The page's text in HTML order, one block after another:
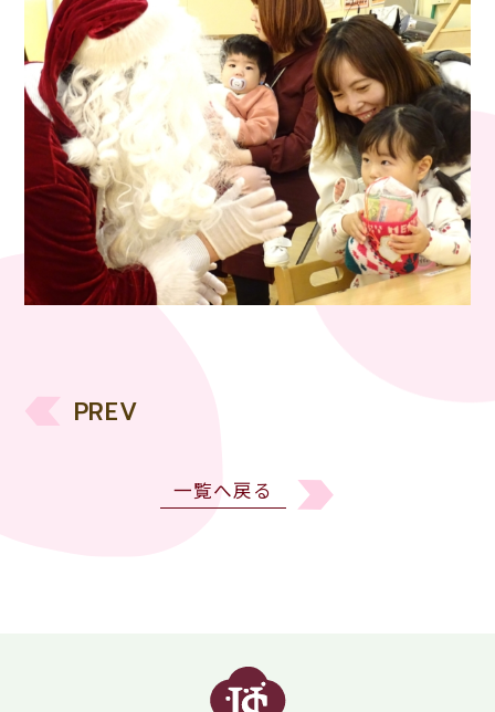
PREV
一覧へ戻る